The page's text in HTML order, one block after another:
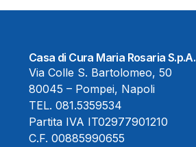
Casa di Cura Maria Rosaria S.p.A.
Via Colle S. Bartolomeo, 50
80045 – Pompei, Napoli
TEL. 081.5359534
Partita IVA IT02977901210
C.F. 00885990655